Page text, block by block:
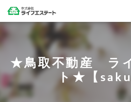
★鳥取不動産 ラ
ト★【